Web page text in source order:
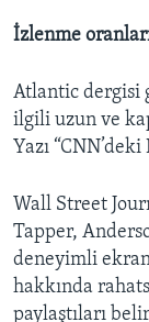
İzlenme
Atlantic dergisi
ilgili uzun ve
Yazı
Wall Street
Tapper,
deneyimli
hakkında
paylaştıları